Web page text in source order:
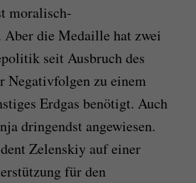
moralisch-
die Medaille hat zwei
seit Ausbruch des
Negativfolgen zu einem
Erdgas benötigt. Auch
dringendst angewiesen.
Zelenskiy auf einer
für den